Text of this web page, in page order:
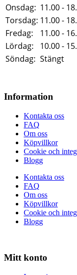
Onsdag: 11.00 -
Torsdag: 11.00 -
Fredag:
11.00 -
Lördag:
10.00 -
Söndag: Stängt
Information
Kontakta oss
FAQ
Om oss
Köpvillkor
Cookie och
Blogg
Kontakta oss
FAQ
Om oss
Köpvillkor
Cookie och
Blogg
Mitt konto